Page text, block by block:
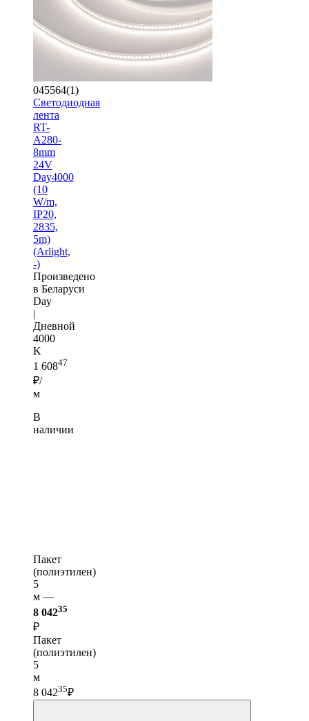
045564(1)
Светодиодная
лента
RT-
A280-
8mm
24V
Day4000
(10
W/m,
IP20,
2835,
5m)
(Arlight,
-)
Произведено
в Беларуси
Day
|
Дневной
4000
K
1 60847
₽/
м
В
наличии
Пакет
(полиэтилен)
5
м —
8 04235
₽
Пакет
(полиэтилен)
5
м
8 04235₽